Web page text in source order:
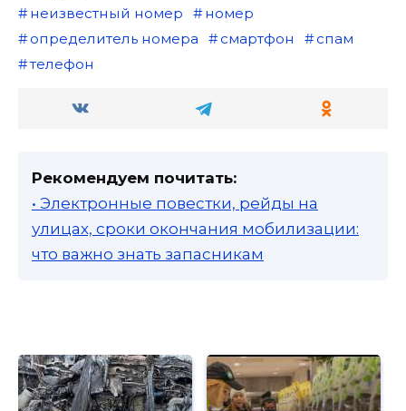
неизвестный номер
номер
определитель номера
смартфон
спам
телефон
Рекомендуем почитать:
• Электронные повестки, рейды на
улицах, сроки окончания мобилизации:
что важно знать запасникам